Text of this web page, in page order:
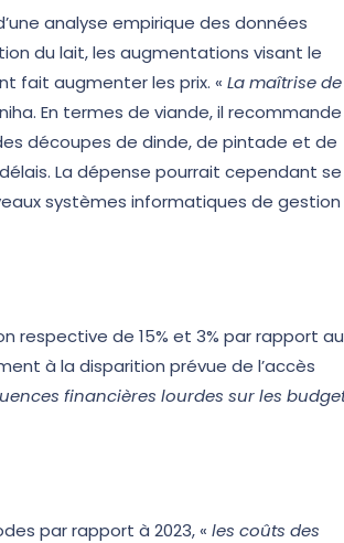
analyse empirique des données
du lait, les augmentations visant le
fait augmenter les prix. « La maîtrise
En termes de viande, il recommande
découpes de dinde, de pintade et de
La dépense pourrait cependant se
systèmes informatiques de gestion
respective de 15% et 3% par rapport
à la disparition prévue de l’accès
financières lourdes sur les
par rapport à 2023, « les coûts des